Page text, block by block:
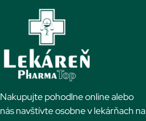
Nakupujte pohodlne online alebo
nás navštívte osobne v lekárňach na